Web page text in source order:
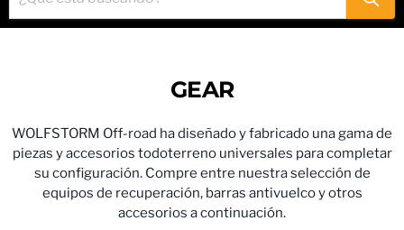
GEAR
WOLFSTORM Off-road ha diseñado y fabricado una gama de
piezas y accesorios todoterreno universales para completar
su configuración. Compre entre nuestra selección de
equipos de recuperación, barras antivuelco y otros
accesorios a continuación.